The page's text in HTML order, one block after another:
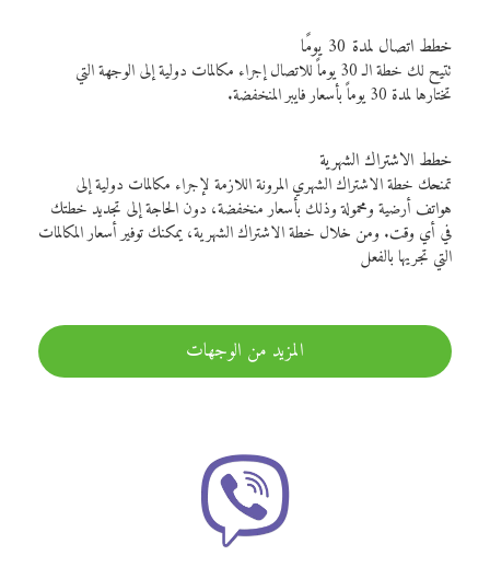
خطط اتصال لمدة 30 يومًا
تتيح لك خطة الـ 30 يوماً للاتصال إجراء مكالمات دولية إلى الوجهة التي
تختارها لمدة 30 يوماً بأسعار فايبر المنخفضة.
خطط الاشتراك الشهرية
تمنحك خطة الاشتراك الشهري المرونة اللازمة لإجراء مكالمات دولية إلى
هواتف أرضية ومحمولة وذلك بأسعار منخفضة، دون الحاجة إلى تجديد خطتك
في أي وقت. ومن خلال خطة الاشتراك الشهرية، يمكنك توفير أسعار المكالمات
التي تجريها بالفعل
المزيد من الوجهات